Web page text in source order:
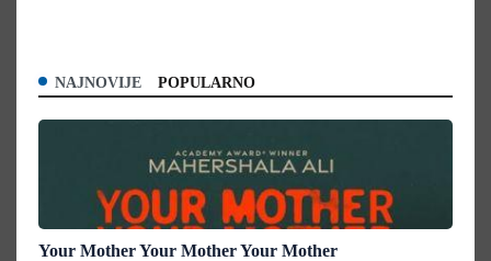
NAJNOVIJE POPULARNO
Your Mother Your Mother Your Mother